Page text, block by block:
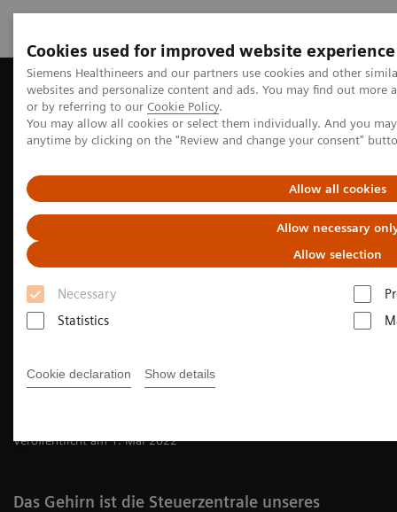
Cookies used for improved website experience
Siemens Healthineers and our partners use cookies and other
websites and personalize content and ads. You may find out
or by referring to our Cookie Policy.
You may allow all cookies or select them individually. And you
anytime by clicking on the "Review and change your consent"
Allow all cookies
Allow necessary
Allow selection
Necessary
Statistics
Cookie declaration Show details
Siemens Healthineers MedMuseum Geschichte(n) entdecken
Der Schlaganfall
Eine Krankheit, die die Menschheit bewegt
min
Veröffentlicht am 1. Mai 2022
Das Gehirn ist die Steuerzentrale unseres